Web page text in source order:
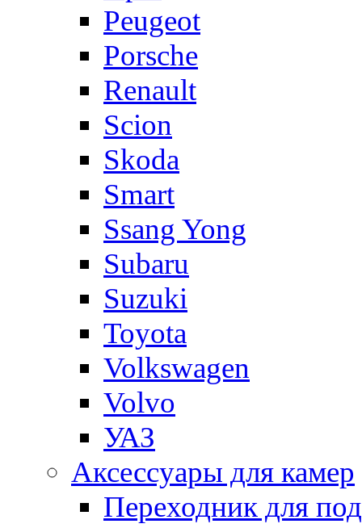
Peugeot
Porsche
Renault
Scion
Skoda
Smart
Ssang Yong
Subaru
Suzuki
Toyota
Volkswagen
Volvo
УАЗ
Аксессуары для камер
Переходник для